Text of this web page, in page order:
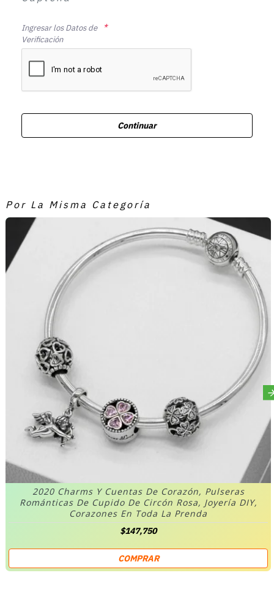
Ingresar los Datos de
Verificación
Continuar
Por La Misma Categoría
2020 Charms Y Cuentas De Corazón, Pulseras
Románticas De Cupido De Circón Rosa, Joyería DIY,
Corazones En Toda La Prenda
$147,750
COMPRAR